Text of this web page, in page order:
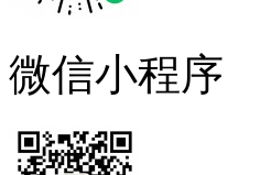
微信小程序